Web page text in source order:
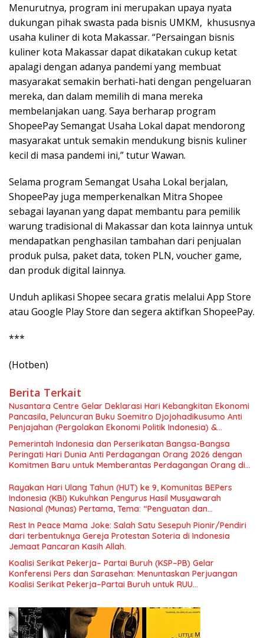
Menurutnya, program ini merupakan upaya nyata
dukungan pihak swasta pada bisnis UMKM, khususnya
usaha kuliner di kota Makassar. “Persaingan bisnis
kuliner kota Makassar dapat dikatakan cukup ketat
apalagi dengan adanya pandemi yang membuat
masyarakat semakin berhati-hati dengan pengeluaran
mereka, dan dalam memilih di mana mereka
membelanjakan uang. Saya berharap program
ShopeePay Semangat Usaha Lokal dapat mendorong
masyarakat untuk semakin mendukung bisnis kuliner
kecil di masa pandemi ini,” tutur Wawan.
Selama program Semangat Usaha Lokal berjalan,
ShopeePay juga memperkenalkan Mitra Shopee
sebagai layanan yang dapat membantu para pemilik
warung tradisional di Makassar dan kota lainnya untuk
mendapatkan penghasilan tambahan dari penjualan
produk pulsa, paket data, token PLN, voucher game,
dan produk digital lainnya.
Unduh aplikasi Shopee secara gratis melalui App Store
atau Google Play Store dan segera aktifkan ShopeePay.
***
(Hotben)
Berita Terkait
Nusantara Centre Gelar Deklarasi Hari Kebangkitan Ekonomi
Pancasila, Peluncuran Buku Soemitro Djojohadikusumo Anti
Penjajahan (Pergolakan Ekonomi Politik Indonesia) &
Simposium Nasional “Urgensi Undang-Undang Perekonomian
Nasional dan Kesejahteraan Sosial dalam Menata Bangsa
Menuju Indonesia Emas 2045”,
Pemerintah Indonesia dan Perserikatan Bangsa-Bangsa
Peringati Hari Dunia Anti Perdagangan Orang 2026 dengan
Komitmen Baru untuk Memberantas Perdagangan Orang di
Rayakan Hari Ulang Tahun (HUT) ke 9, Komunitas BEPers
Indonesia (KBI) Kukuhkan Pengurus Hasil Musyawarah
Nasional (Munas) Pertama, Tema: “Penguatan dan
Pengembangan Organisasi KBI yang Berbasis Riset di seluruh
Indonesia dan Mancanegara”.
Rest In Peace Mama Joke: Salah Satu Sesepuh Pionir/Pendiri
dari terbentuknya Gereja Protestan Soteria di Indonesia
Jemaat Pancaran Kasih Allah.
Koalisi Serikat Pekerja– Partai Buruh (KSP–PB) Gelar
Konferensi Pers dan Sarasehan: Menuntaskan Perjuangan
Koalisi Serikat Pekerja–Partai Buruh untuk RUU